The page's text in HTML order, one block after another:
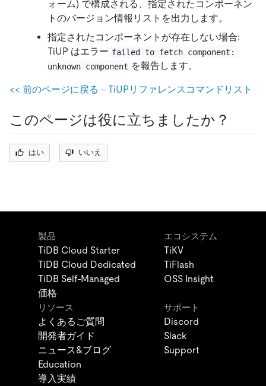
ォーム) で構成される、指定されたコンポーネン
トのバージョン情報リストを出力します。
指定されたコンポーネントが存在しない場合:
TiUP はエラー failed to fetch component:
unknown component を報告します。
<< 前のページに戻る - TiUPリファレンスコマンドリスト
このページは役に立ちましたか？
はい いいえ
製品
TiDB Cloud Starter
TiDB Cloud Dedicated
TiDB Self-Managed
価格
エコシステム
TiKV
TiFlash
OSS Insight
リソース
よくあるご質問
開発者ガイド
ニュース&ブログ
Education
導入実績
サポート
Discord
Slack
Support